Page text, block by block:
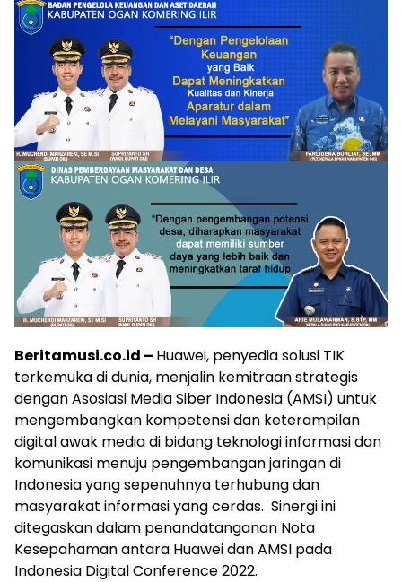
Beritamusi.co.id – Huawei, penyedia solusi TIK
terkemuka di dunia, menjalin kemitraan strategis
dengan Asosiasi Media Siber Indonesia (AMSI) untuk
mengembangkan kompetensi dan keterampilan
digital awak media di bidang teknologi informasi dan
komunikasi menuju pengembangan jaringan di
Indonesia yang sepenuhnya terhubung dan
masyarakat informasi yang cerdas. Sinergi ini
ditegaskan dalam penandatanganan Nota
Kesepahaman antara Huawei dan AMSI pada
Indonesia Digital Conference 2022.